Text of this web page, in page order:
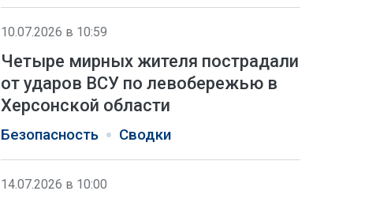
10.07.2026 в 10:59
Четыре мирных жителя пострадали
от ударов ВСУ по левобережью в
Херсонской области
Безопасность Сводки
14.07.2026 в 10:00